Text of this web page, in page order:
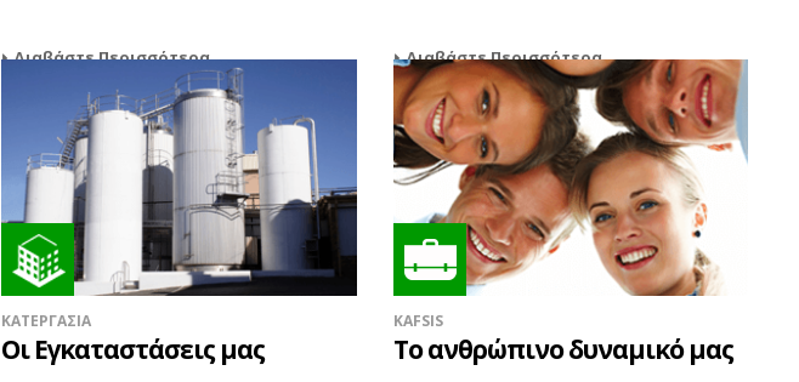
Διαβάστε Περισσότερα Διαβάστε Περισσότερα
ΚΑΤΕΡΓΑΣΙΑ
Οι Εγκαταστάσεις μας
KAFSIS
Το ανθρώπινο δυναμικό μας